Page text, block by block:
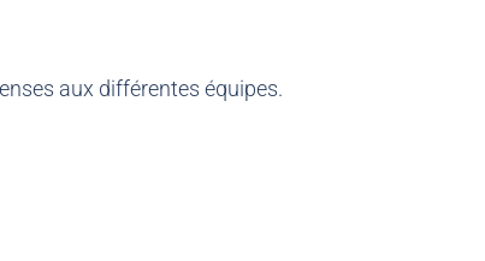
aux différentes équipes.